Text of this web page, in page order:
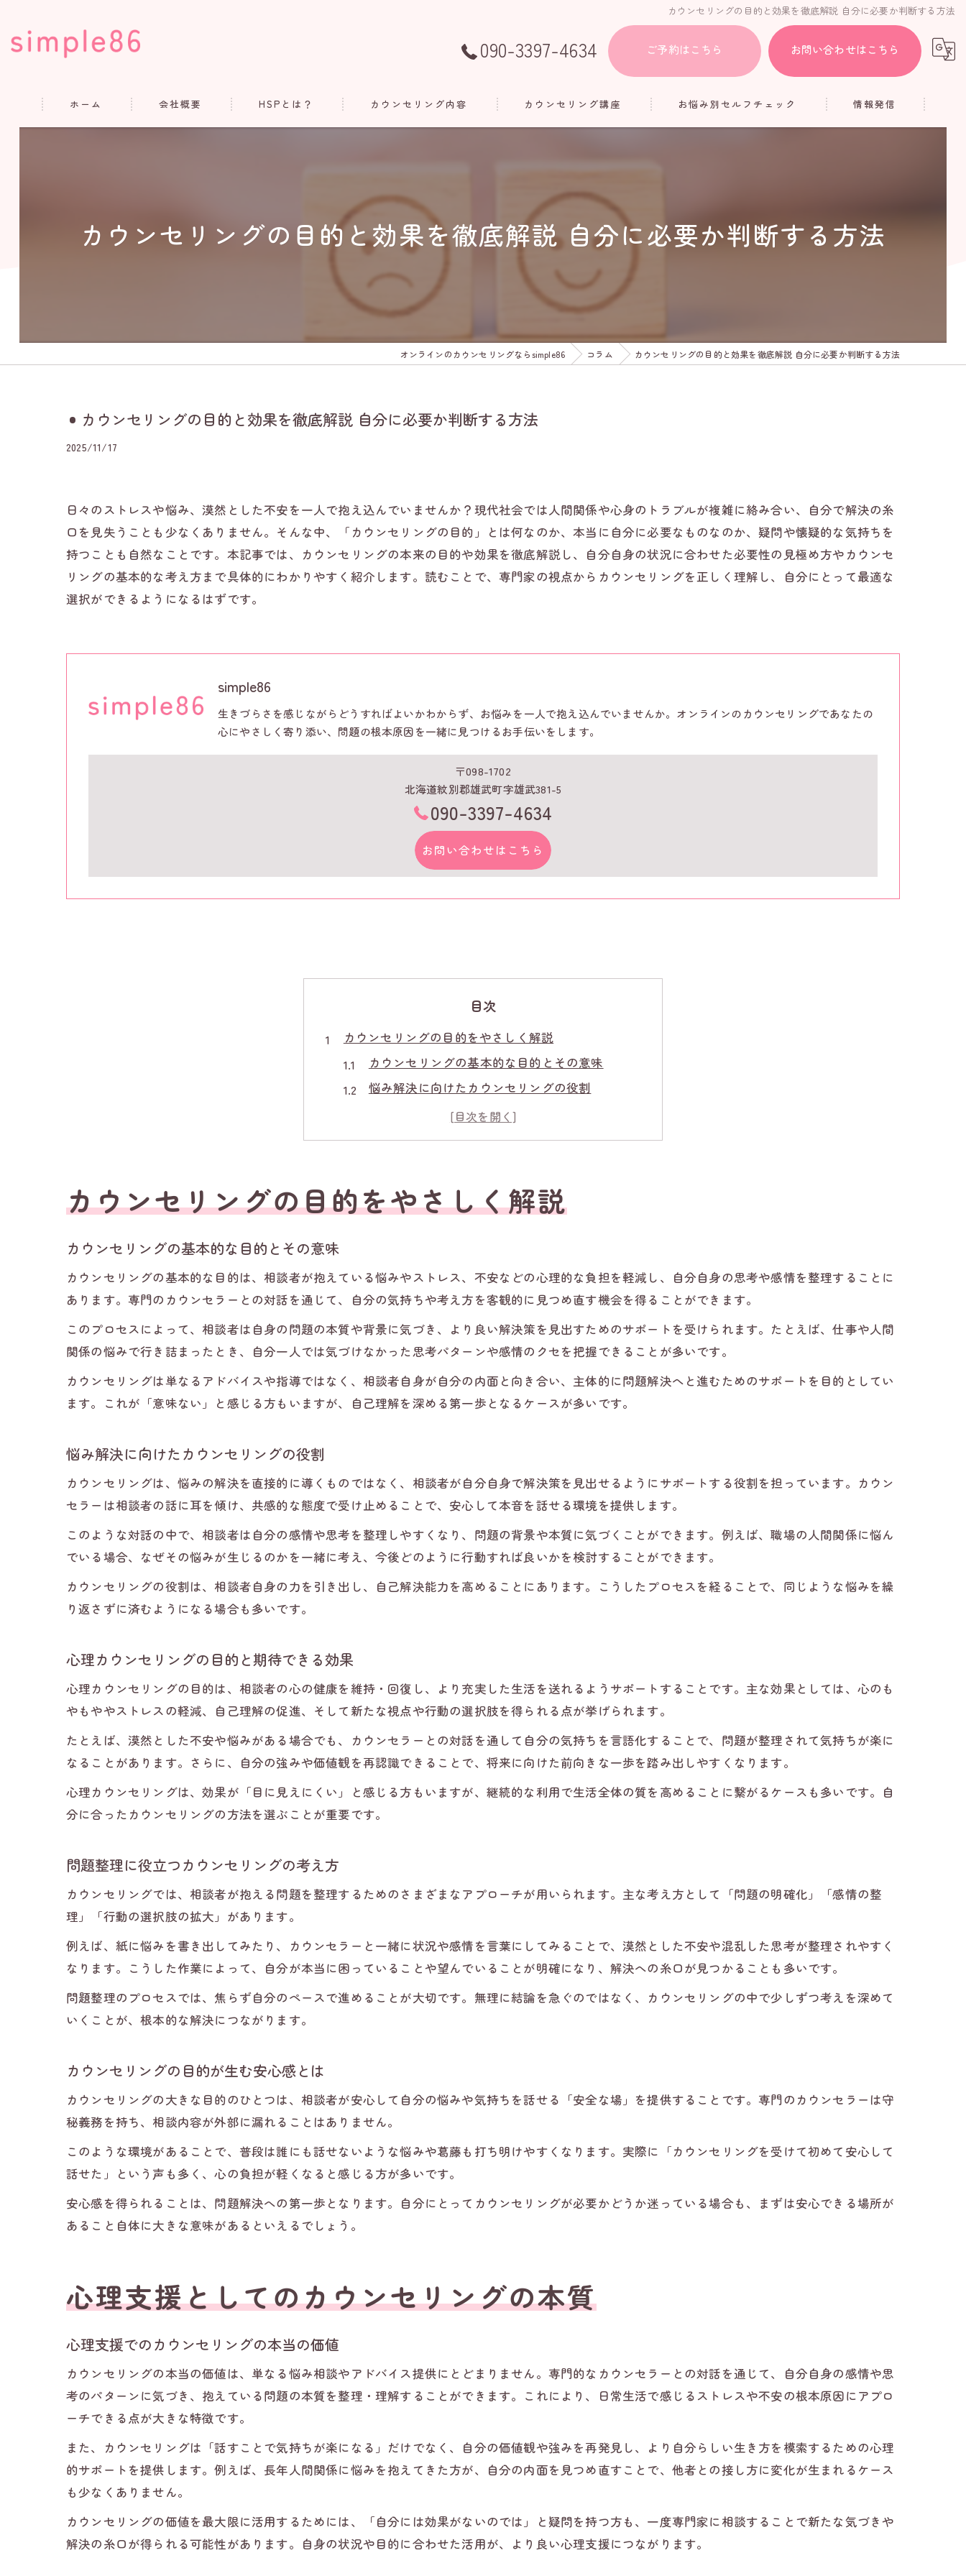
カウンセリングの目的と効果を徹底解説 自分に必要か判断する方法
090-3397-4634 ご予約はこちら お問い合わせはこちら
ホーム 会社概要 HSPとは？ カウンセリング内容 カウンセリング講座 お悩み別セルフチェック 情報発信
カウンセリングの目的と効果を徹底解説 自分に必要か判断する方法
オンラインのカウンセリングならsimple86 コラム カウンセリングの目的と効果を徹底解説 自分に必要か判断する方法
カウンセリングの目的と効果を徹底解説 自分に必要か判断する方法
2025/11/17
日々のストレスや悩み、漠然とした不安を一人で抱え込んでいませんか？現代社会では人間関係や心身のトラブルが複雑に絡み合い、自分で解決の糸
口を見失うことも少なくありません。そんな中、「カウンセリングの目的」とは何なのか、本当に自分に必要なものなのか、疑問や懐疑的な気持ちを
持つことも自然なことです。本記事では、カウンセリングの本来の目的や効果を徹底解説し、自分自身の状況に合わせた必要性の見極め方やカウンセ
リングの基本的な考え方まで具体的にわかりやすく紹介します。読むことで、専門家の視点からカウンセリングを正しく理解し、自分にとって最適な
選択ができるようになるはずです。
simple86
生きづらさを感じながらどうすればよいかわからず、お悩みを一人で抱え込んでいませんか。オンラインのカウンセリングであなたの
心にやさしく寄り添い、問題の根本原因を一緒に見つけるお手伝いをします。
〒098-1702
北海道紋別郡雄武町字雄武381-5
090-3397-4634
お問い合わせはこちら
目次
カウンセリングの目的をやさしく解説
カウンセリングの基本的な目的とその意味
悩み解決に向けたカウンセリングの役割
心理カウンセリングの目的と期待できる効果
問題整理に役立つカウンセリングの考え方
心理支援としてのカウンセリングの本質
心理支援でのカウンセリングの本当の価値
心理カウンセラーの目的と支援の範囲
自分に合うカウンセリングが必要な時
自分に合うカウンセリングを探すポイント
カウンセリング受けるべきタイミングの見極め方
カウンセリング効果を引き出す受け方
カウンセリング効果的な受け方のポイント
カウンセリングで得られる実感と変化
心を開くカウンセリングの進め方
カウンセリングの効果を高めるためにできること
カウンセリングがもたらす心の安心感
カウンセリングで悩みを整理する具体的方法
カウンセリングを活用した自己理解の深め方
カウンセリングの目的が悩み解決につながる理由
意味のあるカウンセリングを見極めるコツ
意味ないカウンセリングを避ける判断基準
カウンセリングの効果を見極めるポイント
カウンセリングの目的をやさしく解説
カウンセリングの基本的な目的とその意味
カウンセリングの基本的な目的は、相談者が抱えている悩みやストレス、不安などの心理的な負担を軽減し、自分自身の思考や感情を整理することに
あります。専門のカウンセラーとの対話を通じて、自分の気持ちや考え方を客観的に見つめ直す機会を得ることができます。
このプロセスによって、相談者は自身の問題の本質や背景に気づき、より良い解決策を見出すためのサポートを受けられます。たとえば、仕事や人間
関係の悩みで行き詰まったとき、自分一人では気づけなかった思考パターンや感情のクセを把握できることが多いです。
カウンセリングは単なるアドバイスや指導ではなく、相談者自身が自分の内面と向き合い、主体的に問題解決へと進むためのサポートを目的としてい
ます。これが「意味ない」と感じる方もいますが、自己理解を深める第一歩となるケースが多いです。
悩み解決に向けたカウンセリングの役割
カウンセリングは、悩みの解決を直接的に導くものではなく、相談者が自分自身で解決策を見出せるようにサポートする役割を担っています。カウン
セラーは相談者の話に耳を傾け、共感的な態度で受け止めることで、安心して本音を話せる環境を提供します。
このような対話の中で、相談者は自分の感情や思考を整理しやすくなり、問題の背景や本質に気づくことができます。例えば、職場の人間関係に悩ん
でいる場合、なぜその悩みが生じるのかを一緒に考え、今後どのように行動すれば良いかを検討することができます。
カウンセリングの役割は、相談者自身の力を引き出し、自己解決能力を高めることにあります。こうしたプロセスを経ることで、同じような悩みを繰
り返さずに済むようになる場合も多いです。
心理カウンセリングの目的と期待できる効果
心理カウンセリングの目的は、相談者の心の健康を維持・回復し、より充実した生活を送れるようサポートすることです。主な効果としては、心のも
やもややストレスの軽減、自己理解の促進、そして新たな視点や行動の選択肢を得られる点が挙げられます。
たとえば、漠然とした不安や悩みがある場合でも、カウンセラーとの対話を通して自分の気持ちを言語化することで、問題が整理されて気持ちが楽に
なることがあります。さらに、自分の強みや価値観を再認識できることで、将来に向けた前向きな一歩を踏み出しやすくなります。
心理カウンセリングは、効果が「目に見えにくい」と感じる方もいますが、継続的な利用で生活全体の質を高めることに繋がるケースも多いです。自
分に合ったカウンセリングの方法を選ぶことが重要です。
問題整理に役立つカウンセリングの考え方
カウンセリングでは、相談者が抱える問題を整理するためのさまざまなアプローチが用いられます。主な考え方として「問題の明確化」「感情の整
理」「行動の選択肢の拡大」があります。
例えば、紙に悩みを書き出してみたり、カウンセラーと一緒に状況や感情を言葉にしてみることで、漠然とした不安や混乱した思考が整理されやすく
なります。こうした作業によって、自分が本当に困っていることや望んでいることが明確になり、解決への糸口が見つかることも多いです。
問題整理のプロセスでは、焦らず自分のペースで進めることが大切です。無理に結論を急ぐのではなく、カウンセリングの中で少しずつ考えを深めて
いくことが、根本的な解決につながります。
カウンセリングの目的が生む安心感とは
カウンセリングの大きな目的のひとつは、相談者が安心して自分の悩みや気持ちを話せる「安全な場」を提供することです。専門のカウンセラーは守
秘義務を持ち、相談内容が外部に漏れることはありません。
このような環境があることで、普段は誰にも話せないような悩みや葛藤も打ち明けやすくなります。実際に「カウンセリングを受けて初めて安心して
話せた」という声も多く、心の負担が軽くなると感じる方が多いです。
安心感を得られることは、問題解決への第一歩となります。自分にとってカウンセリングが必要かどうか迷っている場合も、まずは安心できる場所が
あること自体に大きな意味があるといえるでしょう。
心理支援としてのカウンセリングの本質
心理支援でのカウンセリングの本当の価値
カウンセリングの本当の価値は、単なる悩み相談やアドバイス提供にとどまりません。専門的なカウンセラーとの対話を通じて、自分自身の感情や思
考のパターンに気づき、抱えている問題の本質を整理・理解することができます。これにより、日常生活で感じるストレスや不安の根本原因にアプロ
ーチできる点が大きな特徴です。
また、カウンセリングは「話すことで気持ちが楽になる」だけでなく、自分の価値観や強みを再発見し、より自分らしい生き方を模索するための心理
的サポートを提供します。例えば、長年人間関係に悩みを抱えてきた方が、自分の内面を見つめ直すことで、他者との接し方に変化が生まれるケース
も少なくありません。
カウンセリングの価値を最大限に活用するためには、「自分には効果がないのでは」と疑問を持つ方も、一度専門家に相談することで新たな気づきや
解決の糸口が得られる可能性があります。自身の状況や目的に合わせた活用が、より良い心理支援につながります。